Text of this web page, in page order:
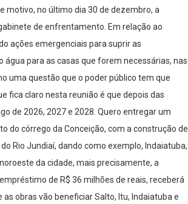
motivo, no último dia 30 de dezembro, a
de enfrentamento. Em relação ao
ações emergenciais para suprir as
para as casas que forem necessárias, nas
uma questão que o poder público tem que
fica claro nesta reunião é que depois das
de 2026, 2027 e 2028. Quero entregar um
do córrego da Conceição, com a construção de
Rio Jundiaí, dando como exemplo, Indaiatuba,
da cidade, mais precisamente, a
de R$ 36 milhões de reais, receberá
obras vão beneficiar Salto, Itu, Indaiatuba e